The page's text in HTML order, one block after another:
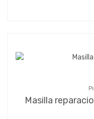
Masilla